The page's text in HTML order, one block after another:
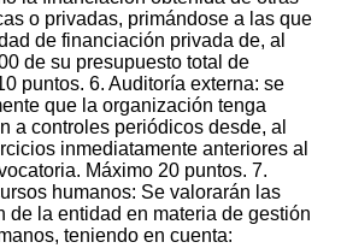
o privadas, primándose a las que
de financiación privada de, al
de su presupuesto total de
puntos. 6. Auditoría externa: se
que la organización tenga
a controles periódicos desde, al
inmediatamente anteriores al
Máximo 20 puntos. 7.
humanos: Se valorarán las
de la entidad en materia de gestión
teniendo en cuenta: